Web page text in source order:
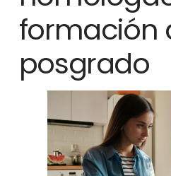
formación
posgrado